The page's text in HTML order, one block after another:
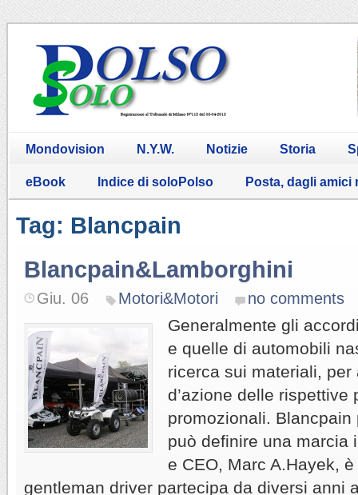
Mondovision N.Y.W. Notizie Storia
eBook Indice di soloPolso Posta, dagli amici
Tag: Blancpain
Blancpain&Lamborghini
Giu. 06 Motori&Motori no comments
Generalmente gli
e quelle di automobili
ricerca sui materiali, per
d’azione delle rispettive
promozionali.
può definire una marcia
e CEO, Marc A.Hayek,
gentleman driver partecipa da diversi anni